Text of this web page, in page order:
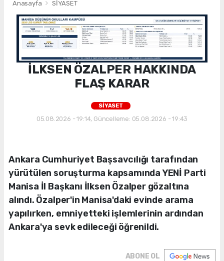
Anasayfa SİYASET
İLKSEN ÖZALPER HAKKINDA
FLAŞ KARAR
SİYASET
05.08.2026 - 19:14, Güncelleme: 05.08.2026 - 19:43
Ankara Cumhuriyet Başsavcılığı tarafından
yürütülen soruşturma kapsamında YENİ Parti
Manisa İl Başkanı İlksen Özalper gözaltına
alındı. Özalper'in Manisa'daki evinde arama
yapılırken, emniyetteki işlemlerinin ardından
Ankara'ya sevk edileceği öğrenildi.
ABONE OL